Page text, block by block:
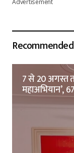
Advertisement
7 से 20 अगस्त
महाअभियान’,